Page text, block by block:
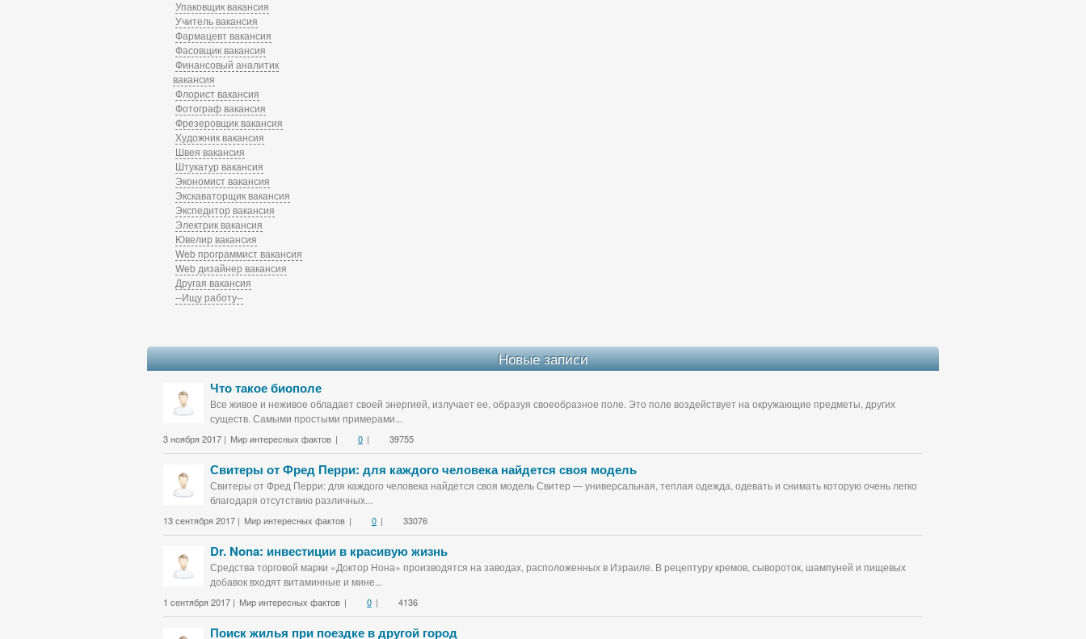
Упаковщик вакансия
Учитель вакансия
Фармацевт вакансия
Фасовщик вакансия
Финансовый аналитик
вакансия
Флорист вакансия
Фотограф вакансия
Фрезеровщик вакансия
Художник вакансия
Швея вакансия
Штукатур вакансия
Экономист вакансия
Экскаваторщик вакансия
Экспедитор вакансия
Электрик вакансия
Ювелир вакансия
Web программист вакансия
Web дизайнер вакансия
Другая вакансия
--Ищу работу--
Новые записи
Что такое биополе
Все живое и неживое обладает своей энергией, излучает ее, образуя своеобразное поле. Это поле воздействует на окружающие предметы, других
существ. Самыми простыми примерами...
3 ноября 2017 | Мир интересных фактов | 0 | 39755
Свитеры от Фред Перри: для каждого человека найдется своя модель
Свитеры от Фред Перри: для каждого человека найдется своя модель Свитер — универсальная, теплая одежда, одевать и снимать которую очень легко
благодаря отсутствию различных...
13 сентября 2017 | Мир интересных фактов | 0 | 33076
Dr. Nona: инвестиции в красивую жизнь
Средства торговой марки «Доктор Нона» производятся на заводах, расположенных в Израиле. В рецептуру кремов, сывороток, шампуней и пищевых
добавок входят витаминные и мине...
1 сентября 2017 | Мир интересных фактов | 0 | 4136
Поиск жилья при поездке в другой город